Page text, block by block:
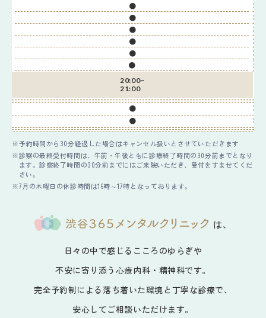
●
●
●
●
●
●
20:00~
21:00
●
●
予約時間から30分経過した場合はキャンセル扱いとさせていただきます
診察の最終受付時間は、午前・午後ともに診療終了時間の30分前までとなり
ます。診察終了時間の30分前までにはご来院いただき、受付をすませてくだ
さい。
7月の木曜日の休診時間は16時～17時となっております。
は、
日々の中で感じるこころのゆらぎや
不安に寄り添う心療内科・精神科です。
完全予約制による落ち着いた環境と丁寧な診療で、
安心してご相談いただけます。